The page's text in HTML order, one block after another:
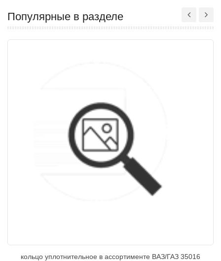
Популярные в разделе
кольцо уплотнительное в ассортименте ВАЗ/ГАЗ 35016